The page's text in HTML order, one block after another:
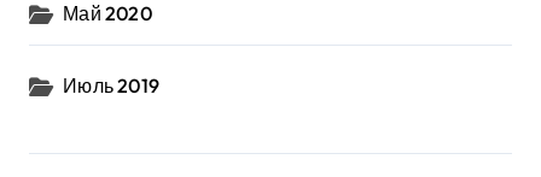
Май 2020
Июль 2019